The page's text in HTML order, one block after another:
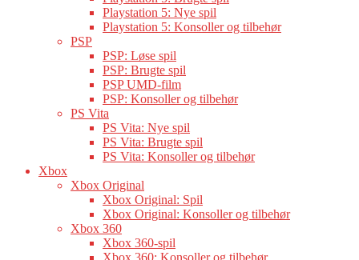
Playstation 5: Nye spil
Playstation 5: Konsoller og tilbehør
PSP
PSP: Løse spil
PSP: Brugte spil
PSP UMD-film
PSP: Konsoller og tilbehør
PS Vita
PS Vita: Nye spil
PS Vita: Brugte spil
PS Vita: Konsoller og tilbehør
Xbox
Xbox Original
Xbox Original: Spil
Xbox Original: Konsoller og tilbehør
Xbox 360
Xbox 360-spil